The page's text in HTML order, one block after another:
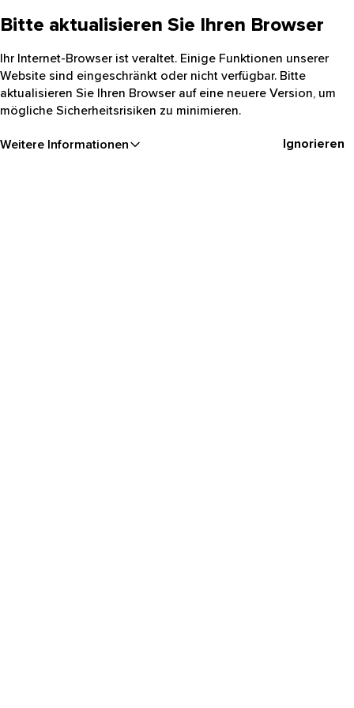
Bitte aktualisieren Sie Ihren Browser
Ihr Internet-Browser ist veraltet. Einige Funktionen unserer
Website sind eingeschränkt oder nicht verfügbar. Bitte
aktualisieren Sie Ihren Browser auf eine neuere Version, um
mögliche Sicherheitsrisiken zu minimieren.
Weitere Informationen Ignorieren